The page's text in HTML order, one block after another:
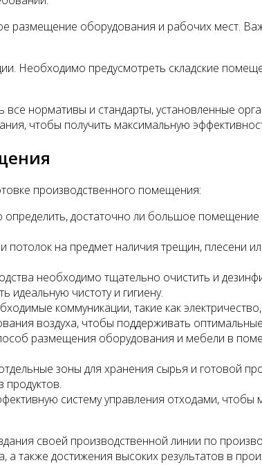
оборудования и рабочих мест.
Необходимо предусмотреть складские
нормативы и стандарты, установленные
чтобы получить максимальную
производственного помещения:
достаточно ли большое
потолок на предмет наличия трещин, плесени
необходимо тщательно очистить и
чистоту и гигиену.
коммуникации, такие как
воздуха, чтобы поддерживать
размещения оборудования и мебели в
зоны для хранения сырья и готовой
продуктов.
систему управления отходами,
своей производственной линии по
также достижения высоких результатов в